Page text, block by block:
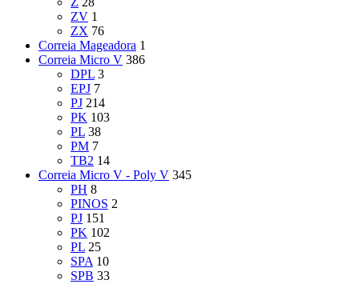
ZV 1
ZX 76
Correia Mageadora 1
Correia Micro V 386
DPL 3
EPJ 7
PJ 214
PK 103
PL 38
PM 7
TB2 14
Correia Micro V - Poly V 345
PH 8
PINOS 2
PJ 151
PK 102
PL 25
SPA 10
SPB 33